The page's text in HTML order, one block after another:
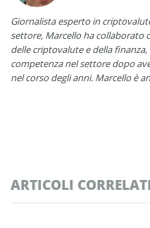
Giornalista esperto in
settore, Marcello ha
delle criptovalute e della
competenza nel settore dopo
nel corso degli anni. Marcello è
ARTICOLI CORRELATI